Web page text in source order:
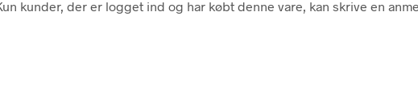
kunder, der er logget ind og har købt denne vare, kan skrive en